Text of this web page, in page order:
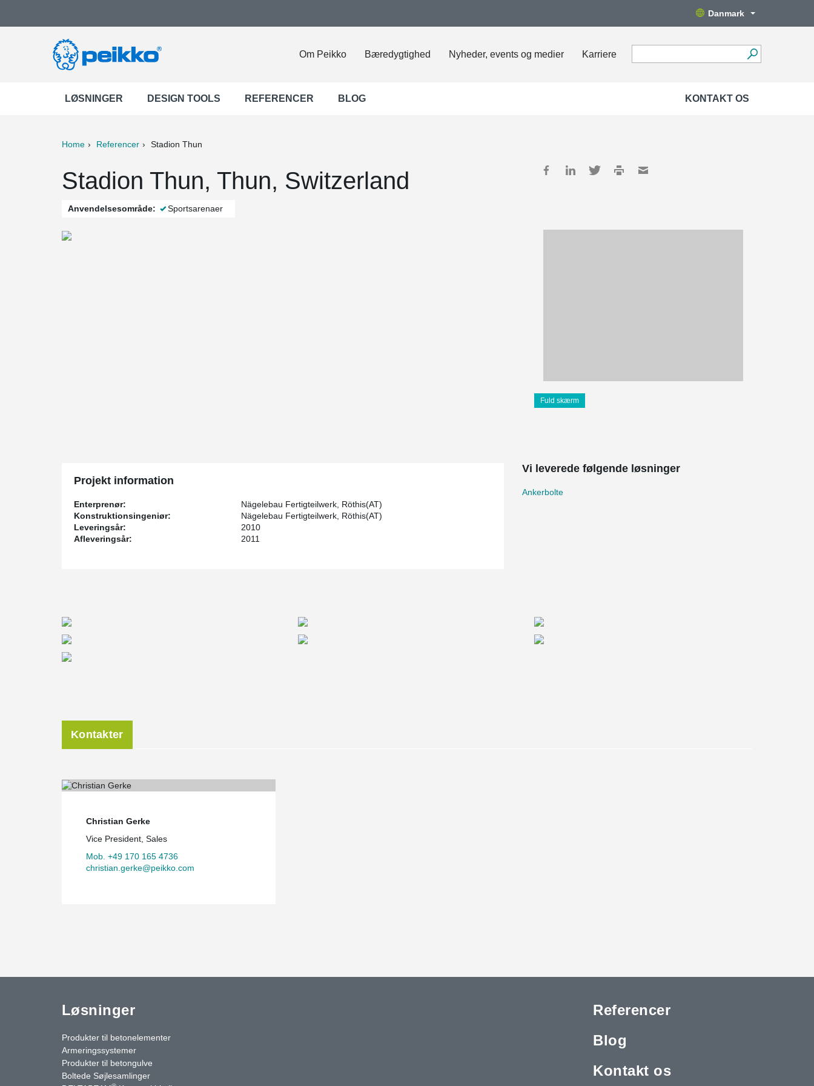
Danmark
Om Peikko Bæredygtighed Nyheder, events og medier Karriere
LØSNINGER DESIGN TOOLS REFERENCER BLOG KONTAKT OS
Home Referencer Stadion Thun
Stadion Thun, Thun, Switzerland
Anvendelsesområde: Sportsarenaer
Fuld skærm
Projekt information
Enterprenør:
Nägelebau Fertigteilwerk, Röthis(AT)
Konstruktionsingeniør:
Nägelebau Fertigteilwerk, Röthis(AT)
Leveringsår:
2010
Afleveringsår:
2011
Vi leverede følgende løsninger
Ankerbolte
Kontakter
Christian Gerke
Vice President, Sales
Mob. +49 170 165 4736
christian.gerke@peikko.com
Løsninger
Produkter til betonelementer
Armeringssystemer
Produkter til betongulve
Boltede Søjlesamlinger
Referencer
Blog
Kontakt os